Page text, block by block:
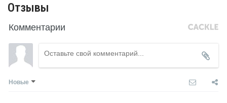
Отзывы
Комментарии
Новые